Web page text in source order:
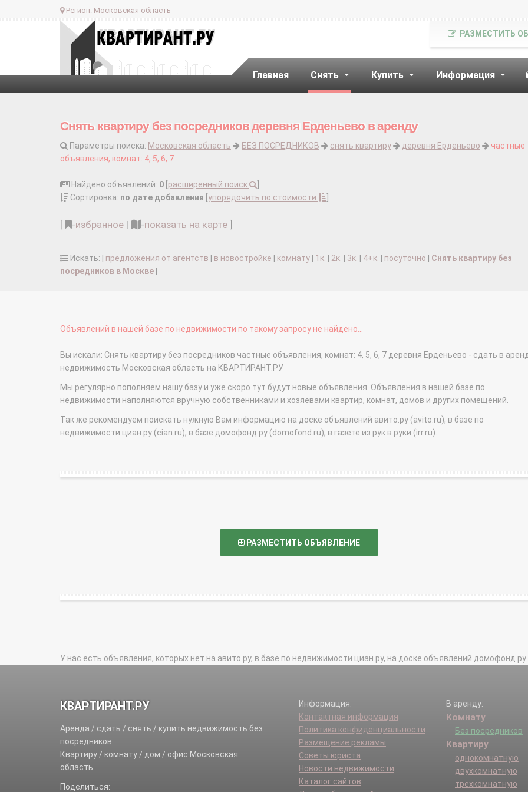
Регион: Московская область
Главная Снять Купить Информация
РАЗМЕСТИТЬ
Снять квартиру без посредников деревня Ерденьево в аренду
Параметры поиска: Московская область БЕЗ ПОСРЕДНИКОВ снять квартиру деревня Ерденьево
частные
объявления, комнат: 4, 5, 6, 7
Найдено объявлений: 0 расширенный поиск
Сортировка: по дате добавления упорядочить по стоимости
-избранное | -показать на карте
Искать: | предложения от агентств в новостройке комнату 1к. 2к. 3к. 4+к. посуточно
Снять квартиру без
посредников в Москве
Объявлений в нашей базе по недвижимости по такому запросу не найдено...
Вы искали: Снять квартиру без посредников частные объявления, комнат: 4, 5, 6, 7 деревня Ерденьево - сдать в
недвижимость Московская область на КВАРТИРАНТ.РУ
Мы регулярно пополняем нашу базу и уже скоро тут будут новые объявления. Объявления в нашей базе по
недвижимости наполняются вручную собственниками и хозяевами квартир, комнат, домов и других помещений.
Так же рекомендуем поискать нужную Вам информацию на доске объявлений авито.ру (avito.ru), в базе по
недвижимости циан.ру (cian.ru), в базе домофонд.ру (domofond.ru), в газете из рук в руки (irr.ru).
РАЗМЕСТИТЬ ОБЪЯВЛЕНИЕ
У нас есть объявления, которых нет на авито.ру, в базе по недвижимости циан.ру, на доске объявлений домофонд.ру
КВАРТИРАНТ.РУ
Аренда / сдать / снять / купить недвижимость без
посредников.
Квартиру / комнату / дом / офис Московская
область
Поделиться:
Информация:
Контактная информация
Политика конфиденциальности
Размещение рекламы
Советы юриста
Новости недвижимости
Каталог сайтов
В аренду:
Комнату
Без посредников
Квартиру
однокомнатную
двухкомнатную
трехкомнатную